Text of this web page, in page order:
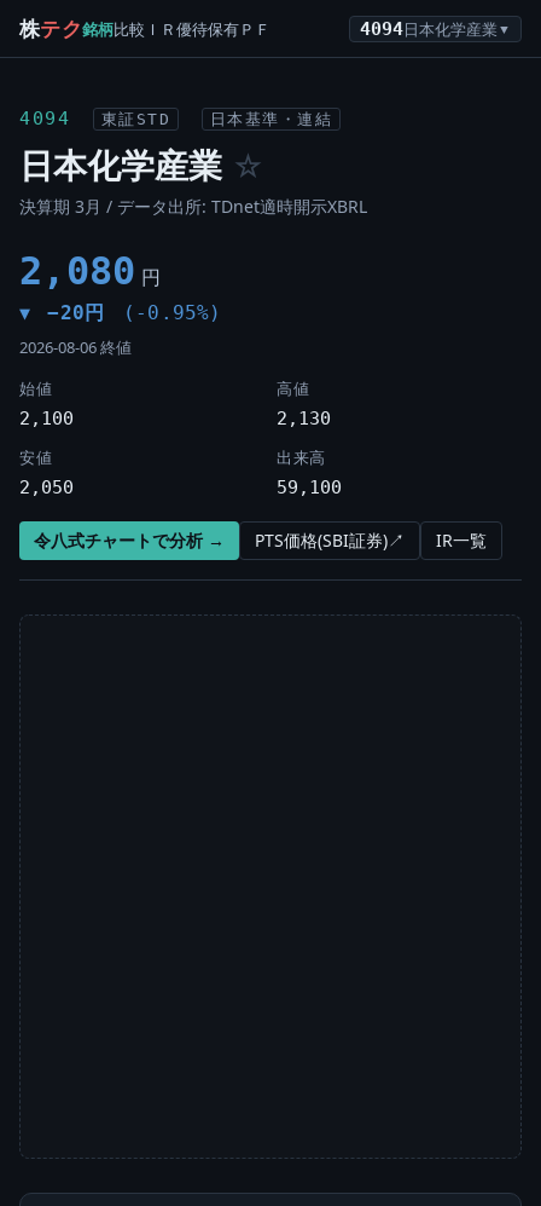
株テク銘柄比較 ＩＲ優待保有ＰＦ 4094日本化学産業 ▼
4094 東証STD 日本基準・連結
日本化学産業 ☆
決算期 3月 / データ出所: TDnet適時開示XBRL
2,080 円
▼ −20円 (-0.95%)
2026-08-06 終値
始値
2,100
高値
2,130
安値
2,050
出来高
59,100
令八式チャートで分析 → PTS価格(SBI証券)↗ IR一覧